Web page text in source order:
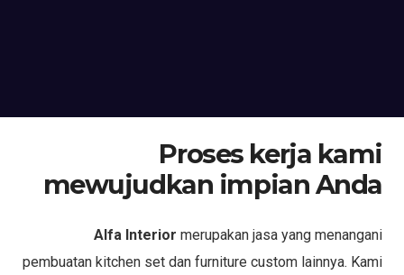
Proses kerja kami
mewujudkan impian Anda
Alfa Interior merupakan jasa yang menangani
pembuatan kitchen set dan furniture custom lainnya. Kami